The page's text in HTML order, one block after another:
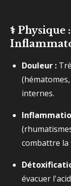
⚕️
Douleur :
internes.
combattre la
évacuer